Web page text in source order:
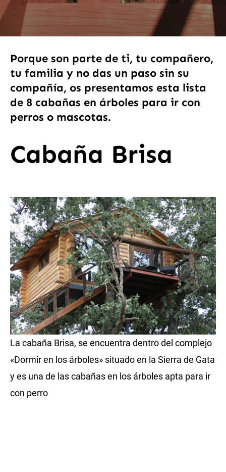
Porque son parte de ti, tu compañero,
tu familia y no das un paso sin su
compañía, os presentamos esta lista
de 8 cabañas en árboles para ir con
perros o mascotas.
Cabaña Brisa
La cabaña Brisa, se encuentra dentro del complejo
«Dormir en los árboles» situado en la Sierra de Gata
y es una de las cabañas en los árboles apta para ir
con perro